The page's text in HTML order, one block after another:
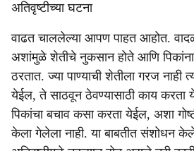
अतिवृष्टीच्या घटना
वाढत चाललेल्या आपण पाहत आहोत.
अशांमुळे शेतीचे नुकसान होते आणि
ठरतात. ज्या पाण्याची शेतीला गरज नाही
येईल, ते साठवून ठेवण्यासाठी काय करता
पिकांचा बचाव कसा करता येईल, अशा
केला गेलेला नाही. या बाबतीत संशोधन